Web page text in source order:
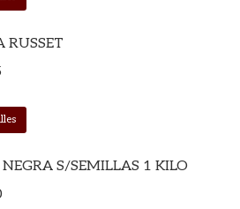
RUSSET
S/SEMILLAS 1 KILO